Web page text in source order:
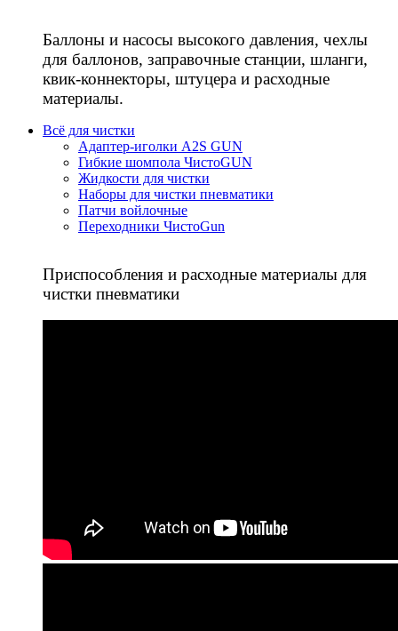
Баллоны и насосы высокого давления, чехлы
для баллонов, заправочные станции, шланги,
квик-коннекторы, штуцера и расходные
материалы.
Всё для чистки
Адаптер-иголки A2S GUN
Гибкие шомпола ЧистоGUN
Жидкости для чистки
Наборы для чистки пневматики
Патчи войлочные
Переходники ЧистоGun
Приспособления и расходные материалы для
чистки пневматики